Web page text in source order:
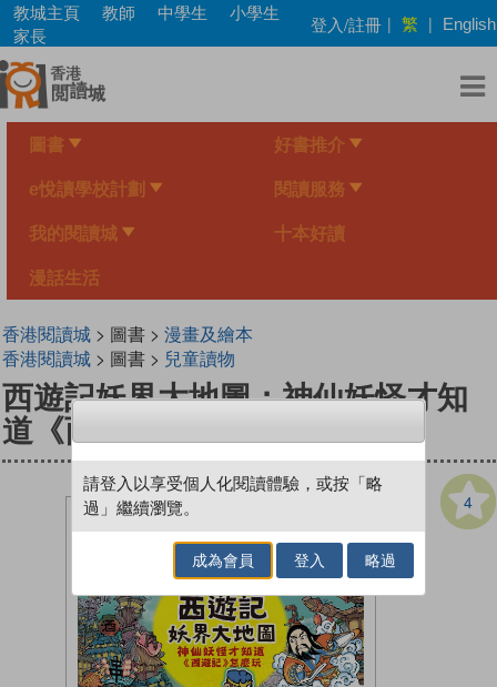
Skip
main
content
教城主頁 教師 中學生
小學生
家長
登入/註冊 | 繁 | English
圖書 好書推介
e悅讀學校計劃 閱讀服務
我的閱讀城 十本好讀
漫話生活
香港閱讀城> 圖書 > 漫畫及繪本
香港閱讀城> 圖書 > 兒童讀物
西遊記妖界大地圖：神仙妖怪才知
道《西遊記》怎麼玩
4
請登入以享受個人化閱讀體驗，或按「略
過」繼續瀏覽。
成為會員 登入 略過